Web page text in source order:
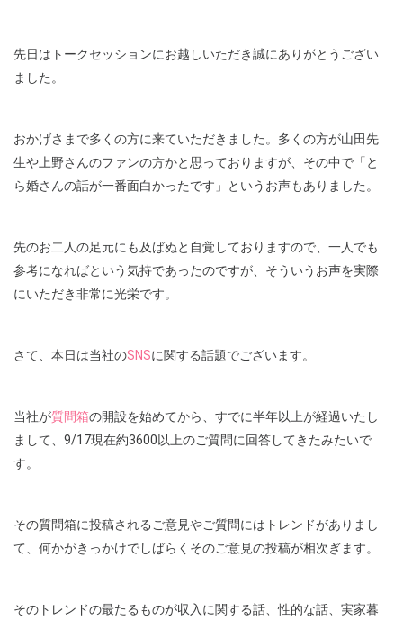
先日はトークセッションにお越しいただき誠にありがとうござい
ました。
おかげさまで多くの方に来ていただきました。多くの方が山田先
生や上野さんのファンの方かと思っておりますが、その中で「と
ら婚さんの話が一番面白かったです」というお声もありました。
先のお二人の足元にも及ばぬと自覚しておりますので、一人でも
参考になればという気持であったのですが、そういうお声を実際
にいただき非常に光栄です。
さて、本日は当社のSNSに関する話題でございます。
当社が質問箱の開設を始めてから、すでに半年以上が経過いたし
まして、9/17現在約3600以上のご質問に回答してきたみたいで
す。
その質問箱に投稿されるご意見やご質問にはトレンドがありまし
て、何かがきっかけでしばらくそのご意見の投稿が相次ぎます。
そのトレンドの最たるものが収入に関する話、性的な話、実家暮